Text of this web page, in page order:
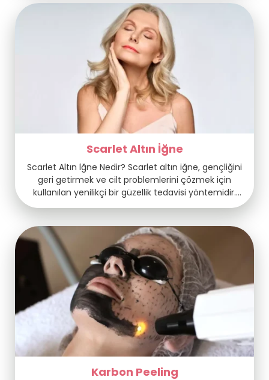
sarkmaları azaltır. Hifu tedavisi, invaziv bir işlem
olmadan, acı veya yan etki olmaksızın
gerçekleştirilir, bu da konforlu bir deneyim sunar.
İşlem sırasında ultrason dalgaları, cilt altındaki […]
Scarlet Altın İğne
Scarlet Altın İğne Nedir? Scarlet altın iğne, gençliğini
geri getirmek ve cilt problemlerini çözmek için
kullanılan yenilikçi bir güzellik tedavisi yöntemidir.
Bu yöntem, mikroiğneleme teknikleriyle fraksiyonel
kaplı mikro iğneler, cilde minimal invaziv bir şekilde
scarlet altın iğne enjekte edilir. Sıkılaştırma,
kırışıklıkları ve ince çizgileri azaltma, gözenek
boyutlarını küçültme, […]
Karbon Peeling